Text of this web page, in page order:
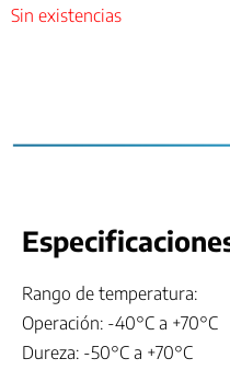
Sin existencias
Rango de temperatura:
Operación: -40°C a +70°C
Dureza: -50°C a +70°C